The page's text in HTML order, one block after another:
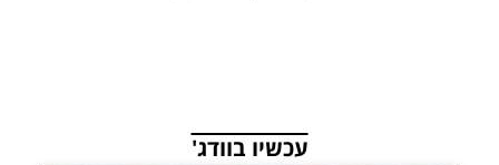
עכשיו בוודג'